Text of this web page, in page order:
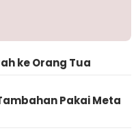
ke Orang Tua
Pakai Meta